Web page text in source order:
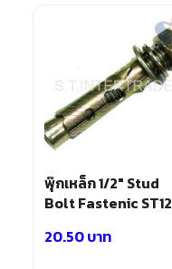
พุ๊กเหล็ก 1/2″ Stud
Bolt Fastenic ST12
20.50บาท